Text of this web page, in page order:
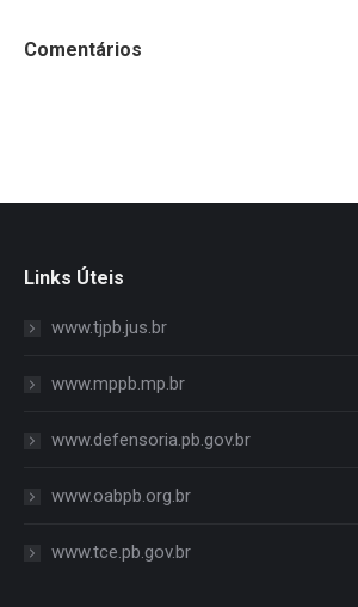
Comentários
Links Úteis
www.tjpb.jus.br
www.mppb.mp.br
www.defensoria.pb.gov.br
www.oabpb.org.br
www.tce.pb.gov.br